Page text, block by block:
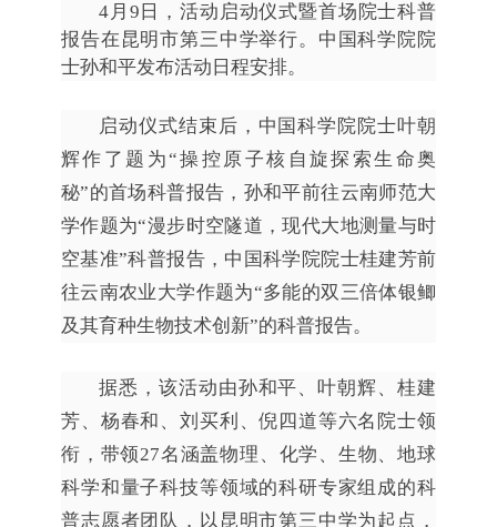
4月9日，活动启动仪式暨首场院士科普
报告在昆明市第三中学举行。中国科学院院
士孙和平发布活动日程安排。
启动仪式结束后，中国科学院院士叶朝
辉作了题为“操控原子核自旋探索生命奥
秘”的首场科普报告，孙和平前往云南师范大
学作题为“漫步时空隧道，现代大地测量与时
空基准”科普报告，中国科学院院士桂建芳前
往云南农业大学作题为“多能的双三倍体银鲫
及其育种生物技术创新”的科普报告。
据悉，该活动由孙和平、叶朝辉、桂建
芳、杨春和、刘买利、倪四道等六名院士领
衔，带领27名涵盖物理、化学、生物、地球
科学和量子科技等领域的科研专家组成的科
普志愿者团队，以昆明市第三中学为起点，